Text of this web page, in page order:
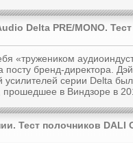
Delta PRE/MONO.
«тружеником
посту бренд-директора.
серии Delta
в Виндзоре в
Тест полочников DALI